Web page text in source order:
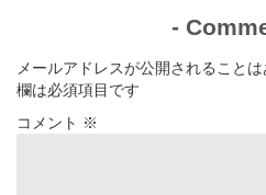
-
メールアドレスが公開されることは
欄は必須項目です
コメント ※